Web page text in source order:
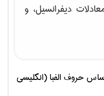
دیفرانسیل، و
حروف الفبا (انگلیسی